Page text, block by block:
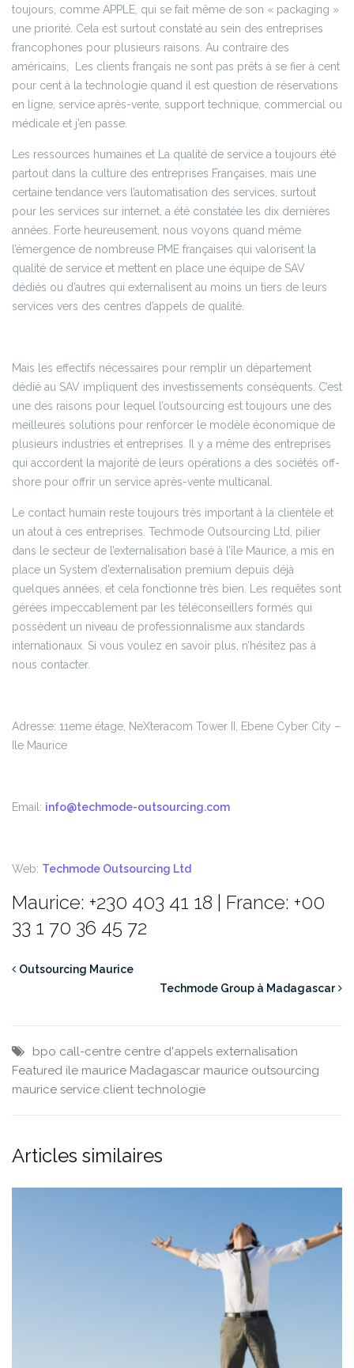
toujours, comme APPLE, qui se fait même de son « packaging »
une priorité. Cela est surtout constaté au sein des entreprises
francophones pour plusieurs raisons. Au contraire des
américains, Les clients français ne sont pas prêts à se fier à cent
pour cent à la technologie quand il est question de réservations
en ligne, service après-vente, support technique, commercial ou
médicale et j’en passe.
Les ressources humaines et La qualité de service a toujours été
partout dans la culture des entreprises Françaises, mais une
certaine tendance vers l’automatisation des services, surtout
pour les services sur internet, a été constatée les dix dernières
années. Forte heureusement, nous voyons quand même
l’émergence de nombreuse PME françaises qui valorisent la
qualité de service et mettent en place une équipe de SAV
dédiés ou d’autres qui externalisent au moins un tiers de leurs
services vers des centres d’appels de qualité.
Mais les effectifs nécessaires pour remplir un département
dédié au SAV impliquent des investissements conséquents. C’est
une des raisons pour lequel l’outsourcing est toujours une des
meilleures solutions pour renforcer le modèle économique de
plusieurs industries et entreprises. Il y a même des entreprises
qui accordent la majorité de leurs opérations a des sociétés off-
shore pour offrir un service après-vente multicanal.
Le contact humain reste toujours très important à la clientèle et
un atout à ces entreprises. Techmode Outsourcing Ltd, pilier
dans le secteur de l’externalisation basé à l’île Maurice, a mis en
place un System d’externalisation premium depuis déjà
quelques années, et cela fonctionne très bien. Les requêtes sont
gérées impeccablement par les téléconseillers formés qui
possèdent un niveau de professionnalisme aux standards
internationaux. Si vous voulez en savoir plus, n’hésitez pas à
nous contacter.
Adresse: 11eme étage, NeXteracom Tower II, Ebene Cyber City –
Ile Maurice
Email: info@techmode-outsourcing.com
Web: Techmode Outsourcing Ltd
Maurice: +230 403 41 18 | France: +00
33 1 70 36 45 72
Outsourcing Maurice
Techmode Group à Madagascar
bpo call-centre centre d'appels externalisation
Featured ile maurice Madagascar maurice outsourcing
maurice service client technologie
Articles similaires